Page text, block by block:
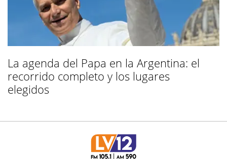
La agenda del Papa en la Argentina: el
recorrido completo y los lugares
elegidos